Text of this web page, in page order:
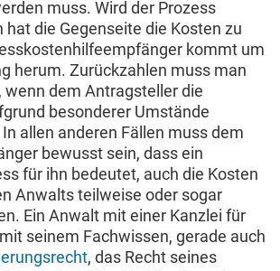
muss. Wird der Prozess
hat die Gegenseite die Kosten zu
kommt um
herum. Zurückzahlen muss man
wenn dem Antragsteller die
besonderer Umstände
allen anderen Fällen muss dem
bewusst sein, dass ein
für ihn bedeutet, auch die Kosten
Anwalts teilweise oder sogar
Ein Anwalt mit einer Kanzlei für
seinem Fachwissen, gerade auch
, das Recht seines